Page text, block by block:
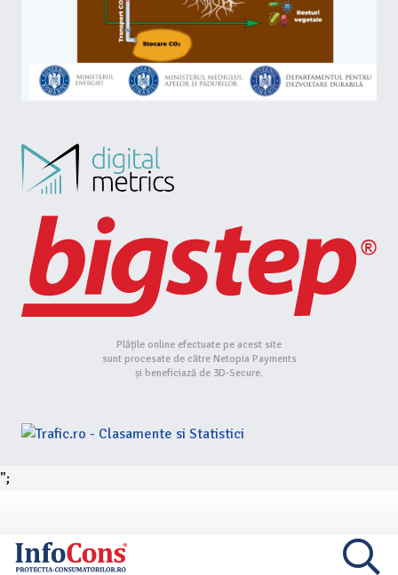
Plățile online efectuate pe acest site
sunt procesate de către Netopia Payments
și beneficiază de 3D-Secure.
";